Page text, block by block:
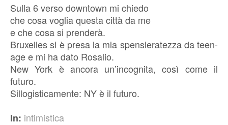
Sulla 6 verso downtown mi chiedo
che cosa voglia questa città da me
e che cosa si prenderà.
Bruxelles si è presa la mia spensieratezza da teen-
age e mi ha dato Rosalio.
New York è ancora un’incognita, così come il
futuro.
Sillogisticamente: NY è il futuro.
In: intimistica